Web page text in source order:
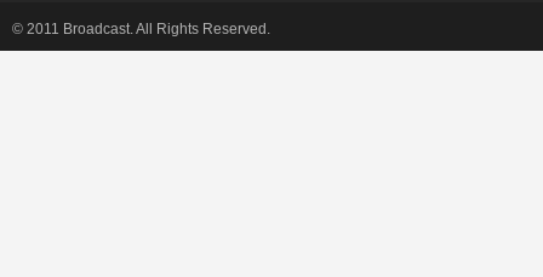
© 2011 Broadcast. All Rights Reserved.